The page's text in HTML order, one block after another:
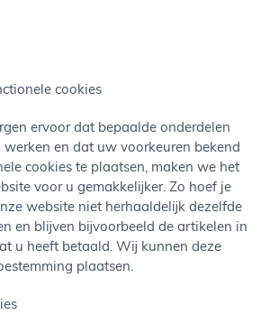
cookies
ervoor dat bepaalde onderdelen
en dat uw voorkeuren bekend
cookies te plaatsen, maken we het
voor u gemakkelijker. Zo hoef je
website niet herhaaldelijk dezelfde
en blijven bijvoorbeeld de artikelen in
u heeft betaald. Wij kunnen deze
plaatsen.